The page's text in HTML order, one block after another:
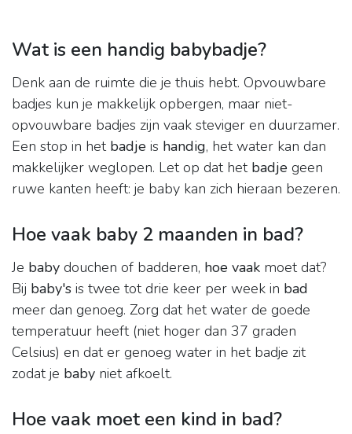
Wat is een handig babybadje?
Denk aan de ruimte die je thuis hebt. Opvouwbare
badjes kun je makkelijk opbergen, maar niet-
opvouwbare badjes zijn vaak steviger en duurzamer.
Een stop in het badje is handig, het water kan dan
makkelijker weglopen. Let op dat het badje geen
ruwe kanten heeft: je baby kan zich hieraan bezeren.
Hoe vaak baby 2 maanden in bad?
Je baby douchen of badderen, hoe vaak moet dat?
Bij baby's is twee tot drie keer per week in bad
meer dan genoeg. Zorg dat het water de goede
temperatuur heeft (niet hoger dan 37 graden
Celsius) en dat er genoeg water in het badje zit
zodat je baby niet afkoelt.
Hoe vaak moet een kind in bad?